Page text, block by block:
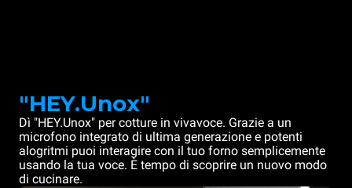
"HEY.Unox"
Dì "HEY.Unox" per cotture in vivavoce. Grazie a un
microfono integrato di ultima generazione e potenti
alogritmi puoi interagire con il tuo forno semplicemente
usando la tua voce. È tempo di scoprire un nuovo modo
di cucinare.